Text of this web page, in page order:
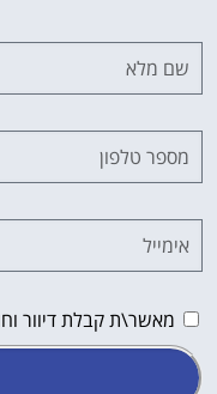
לחצו
מאשר\ת קבלת דיוור